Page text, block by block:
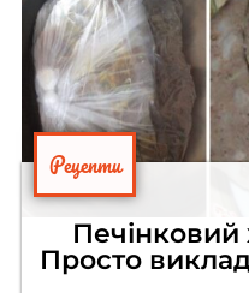
Рецепти
Печінковий
Просто